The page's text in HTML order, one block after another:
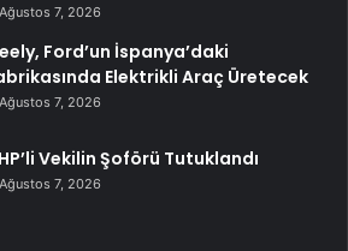
Ağustos 7, 2026
Ford’un İspanya’daki
Elektrikli Araç Üretecek
Ağustos 7, 2026
Vekilin Şoförü Tutuklandı
Ağustos 7, 2026